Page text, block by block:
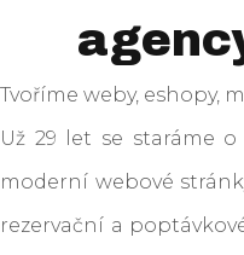
Tvoříme weby, eshopy,
Už 29 let se staráme
moderní webové
rezervační a